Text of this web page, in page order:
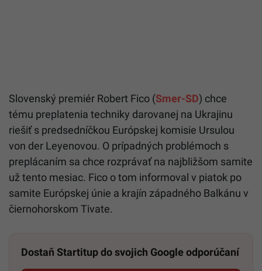
Slovenský premiér Robert Fico (Smer-SD) chce
tému preplatenia techniky darovanej na Ukrajinu
riešiť s predsedníčkou Európskej komisie Ursulou
von der Leyenovou. O prípadných problémoch s
preplácaním sa chce rozprávať na najbližšom samite
už tento mesiac. Fico o tom informoval v piatok po
samite Európskej únie a krajín západného Balkánu v
čiernohorskom Tivate.
Dostaň Startitup do svojich Google odporúčaní